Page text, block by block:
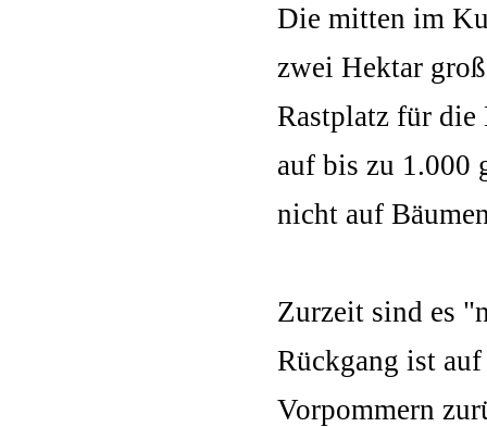
Die mitten im
zwei Hektar
Rastplatz für die
auf bis zu 1.000
nicht auf
Zurzeit sind es
Rückgang ist
Vorpommern